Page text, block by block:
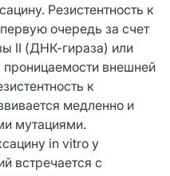
Резистентность к
очередь за счет
II (ДНК-гираза) или
внешней
к
медленно и
мутациями.
in vitro у
встречается с